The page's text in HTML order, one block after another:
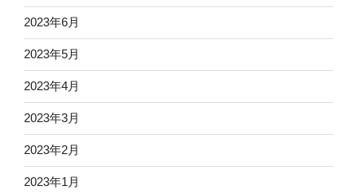
2023年6月
2023年5月
2023年4月
2023年3月
2023年2月
2023年1月